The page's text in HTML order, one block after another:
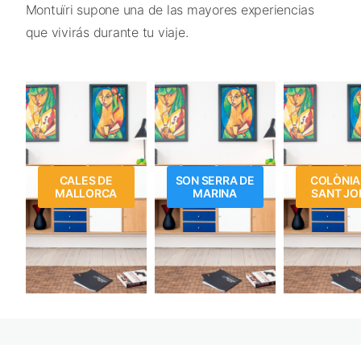
Montuïri supone una de las mayores experiencias
que vivirás durante tu viaje.
CALES DE
MALLORCA
SON SERRA DE
MARINA
SANT